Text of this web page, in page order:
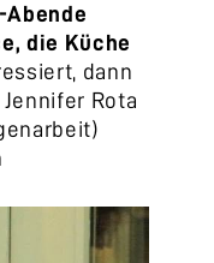
Abende
die Küche
dann
Rota